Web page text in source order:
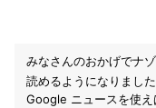
みなさんのおかげでナ
読めるようになりました
Google ニュースを使